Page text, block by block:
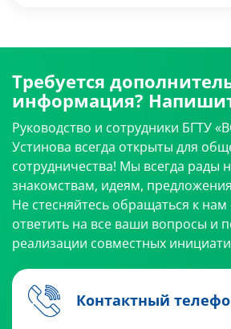
Требуется
информация?
Руководство и сотрудники БГТУ
Устинова всегда открыты для
сотрудничества! Мы всегда рады
знакомствам, идеям,
Не стесняйтесь обращаться к
ответить на все ваши вопросы и
реализации совместных
Контактный